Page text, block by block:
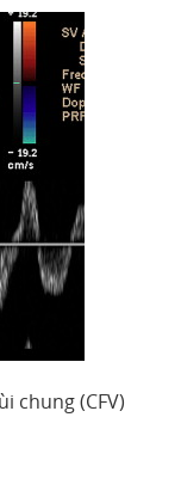
chung (CFV)